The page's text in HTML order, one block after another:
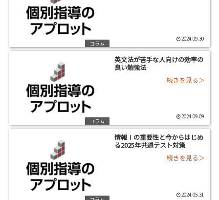
コラム
2024.09.30
コラム
英文法が苦手な人向けの効率の
良い勉強法
2024.09.09
情報Ⅰの重要性と今からはじめ
る2025年共通テスト対策
2024.05.31